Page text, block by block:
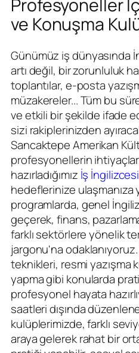
Profesyoneller
ve Konuşma
Günümüz iş dünyasında
artı değil, bir zorunluluk
toplantılar, e-posta
müzakereler... Tüm bu
ve etkili bir şekilde ifade
sizi rakiplerinizden
Sancaktepe Amerikan
profesyonellerin
hazırladığımız İş İngilizcesi
hedeflerinize ulaşmanıza
programlarda, genel
geçerek, finans,
farklı sektörlere yönelik
jargonu'na
teknikleri, resmi yazışma
yapma gibi konularda
profesyonel hayata
saatleri dışında
kulüplerimizde, farklı
araya gelerek rahat bir